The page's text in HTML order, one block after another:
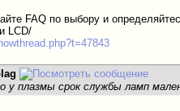
FAQ по выбору и
LCD/
у плазмы срок службы ламп